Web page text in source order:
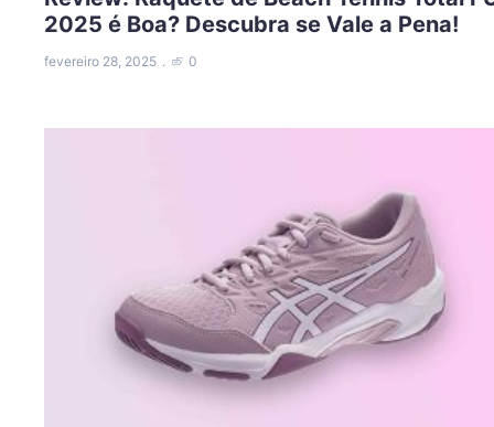
2025 é Boa? Descubra se Vale a Pena!
fevereiro 28, 2025 0